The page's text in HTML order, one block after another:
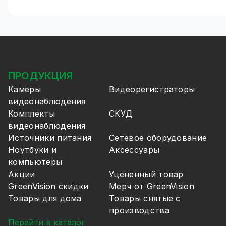
Оборудование гибридного комплекта
В комплект входит подробная инструкция по
Вы без проблем сможете установить комплект
следовать инструкциям.
Покупка комплекта видеонаблюдения на 2
Вы можете приобрести и подключить к
функциями. Таким образом, вы получите
Оборудование GreenVision совместимо с
международных протоколов связи.
ПРОДУКЦИЯ
Камеры
видеонаблюдения
Видеорегистраторы
Комплекты
видеонаблюдения
СКУД
Источники питания
Сетевое оборудование
Ноутбуки и
компьютеры
Аксессуары
Акции
Уцененный товар
GreenVision скидки
Мерч от GreenVision
Товары для дома
Товары снятые с
производства
Перейти в каталог